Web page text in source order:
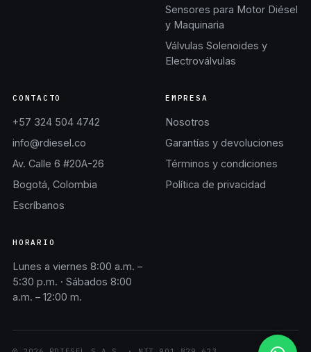
Sensores para Motor Diésel
y Maquinaria
Válvulas Solenoides y
Electroválvulas
CONTACTO
+57 324 504 4742
info@rdiesel.co
Av. Calle 6 #20A-26
Bogotá, Colombia
Escríbanos
EMPRESA
Nosotros
Garantías y devoluciones
Términos y condiciones
Política de privacidad
HORARIO
Lunes a viernes 8:00 a.m. –
5:30 p.m. · Sábados 8:00
a.m. – 12:00 m.